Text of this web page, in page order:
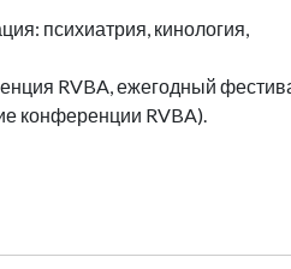
психиатрия, кинология,
RVBA, ежегодный
конференции RVBA).